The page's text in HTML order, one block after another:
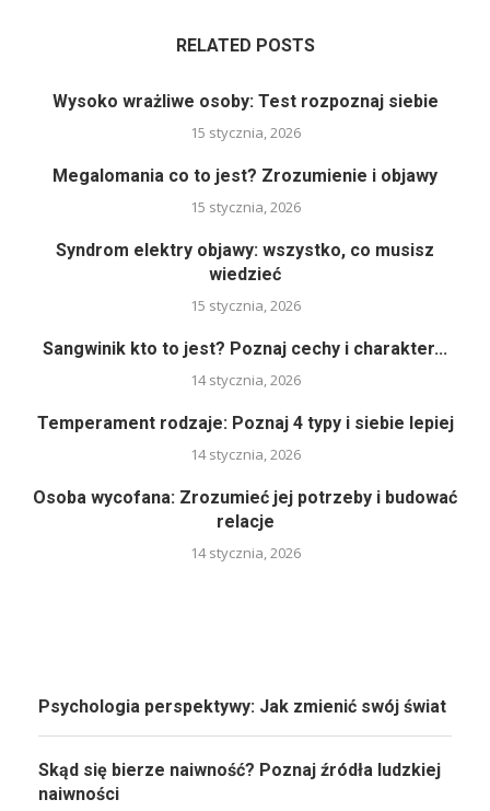
RELATED POSTS
Wysoko wrażliwe osoby: Test rozpoznaj siebie
15 stycznia, 2026
Megalomania co to jest? Zrozumienie i objawy
15 stycznia, 2026
Syndrom elektry objawy: wszystko, co musisz
wiedzieć
15 stycznia, 2026
Sangwinik kto to jest? Poznaj cechy i charakter...
14 stycznia, 2026
Temperament rodzaje: Poznaj 4 typy i siebie lepiej
14 stycznia, 2026
Osoba wycofana: Zrozumieć jej potrzeby i budować
relacje
14 stycznia, 2026
Psychologia perspektywy: Jak zmienić swój świat
Skąd się bierze naiwność? Poznaj źródła ludzkiej
naiwności